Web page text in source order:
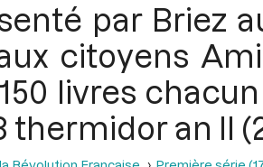
par Briez
citoyens
livres
thermidor an II